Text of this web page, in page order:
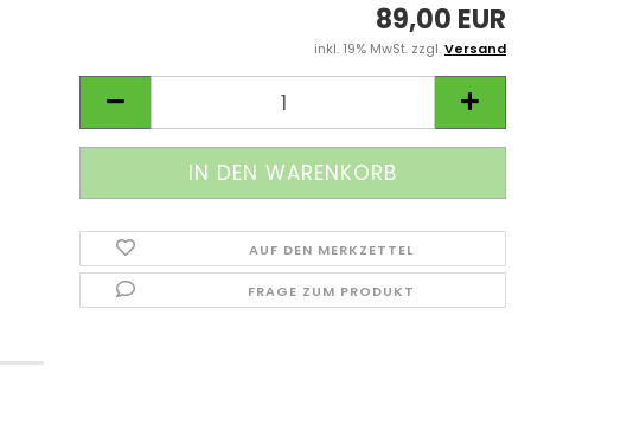
89,00 EUR
inkl. 19% MwSt. zzgl.Versand
AUF DEN MERKZETTEL
FRAGE ZUM PRODUKT